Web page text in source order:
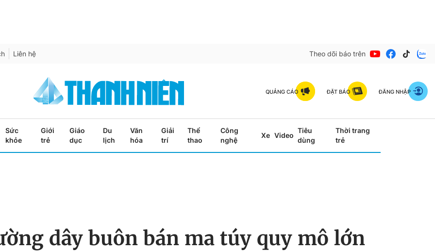
Liên hệ Theo dõi báo trên
QUẢNG CÁO ĐẶT BÁO ĐĂNG NHẬP
Sức
khỏe
Giới
trẻ
Giáo
dục
Du
lịch
Văn
hóa
Giải
trí
Thể
thao
Công
nghệ
Xe Video
Tiêu
dùng
Thời trang
trẻ
dây buôn bán ma túy quy mô lớn